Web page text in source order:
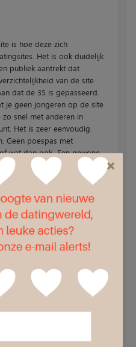
is hoe deze zich
Het is ook duidelijk
publiek aantrekt dat
van de site
dat de 35 is gepasseerd.
je geen jongeren op de site
snel met anderen in
Het is zeer eenvoudig
Geen poespas met
wat dan ook. Een gewone
te vinden over de site. De
mensen weten hun weg
dat wij graag duidelijker
De site presenteert zich
goed uit de voeten),
wilt benutten, dien je wel
die zijn dan weer
je slechts € 6.
×